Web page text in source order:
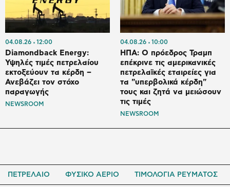
04.08.26 12:00
Diamondback Energy:
Υψηλές τιμές πετρελαίου
εκτοξεύουν τα κέρδη –
Ανεβάζει τον στόχο
παραγωγής
NEWSROOM
04.08.26 10:00
ΗΠΑ: Ο πρόεδρος Τραμπ
επέκρινε τις αμερικανικές
πετρελαϊκές εταιρείες για
τα "υπερβολικά κέρδη"
τους και ζητά να μειώσουν
τις τιμές
NEWSROOM
ΠΕΤΡΕΛΑΙΟ ΦΥΣΙΚΟ ΑΕΡΙΟ ΤΙΜΟΛΟΓΙΑ ΡΕΥΜΑΤΟΣ